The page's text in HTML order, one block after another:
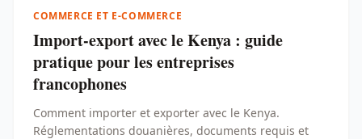
COMMERCE ET E-COMMERCE
Import-export avec le Kenya : guide
pratique pour les entreprises
francophones
Comment importer et exporter avec le Kenya.
Réglementations douanières, documents requis et